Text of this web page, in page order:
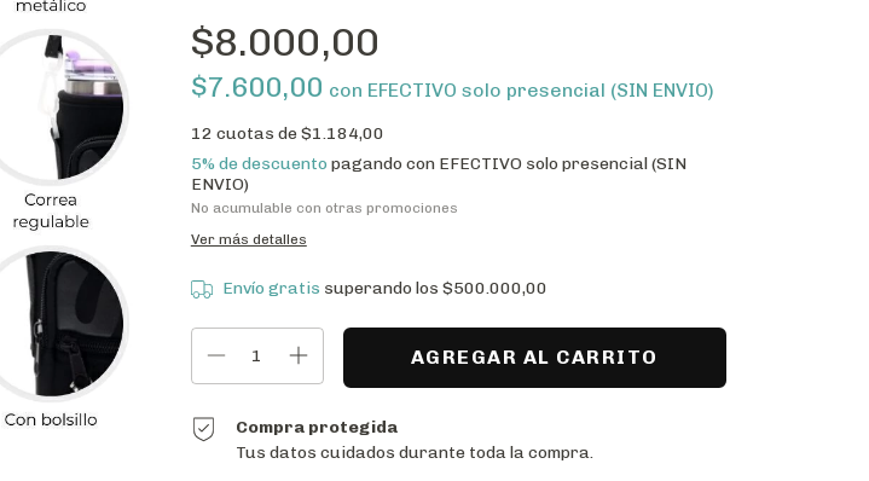
$8.000,00
$7.600,00 con EFECTIVO solo presencial (SIN ENVIO)
12 cuotas de$1.184,00
5% de descuento pagando con EFECTIVO solo presencial (SIN
ENVIO)
No acumulable con otras promociones
Ver más detalles
Envío gratis superando los$500.000,00
Compra protegida
Tus datos cuidados durante toda la compra.